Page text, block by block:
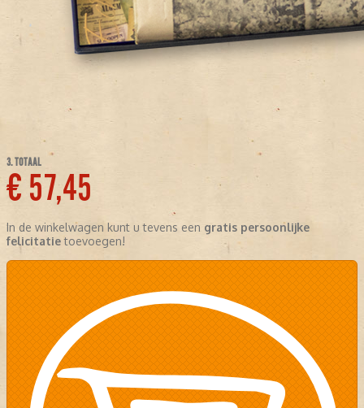
3. TOTAAL
€ 57,45
In de winkelwagen kunt u tevens een gratis persoonlijke
felicitatietoevoegen!